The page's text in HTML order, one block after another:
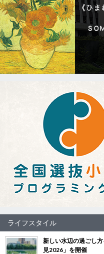
ライフスタイル
新しい水辺の過ごし
見2026」を開催